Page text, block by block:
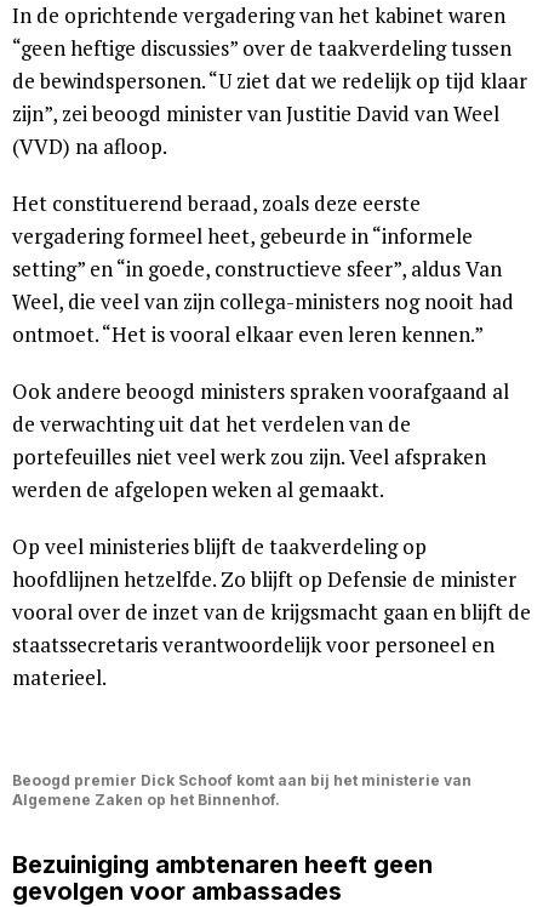
In de oprichtende vergadering van het kabinet waren
“geen heftige discussies” over de taakverdeling tussen
de bewindspersonen. “U ziet dat we redelijk op tijd klaar
zijn”, zei beoogd minister van Justitie David van Weel
(VVD) na afloop.
Het constituerend beraad, zoals deze eerste
vergadering formeel heet, gebeurde in “informele
setting” en “in goede, constructieve sfeer”, aldus Van
Weel, die veel van zijn collega-ministers nog nooit had
ontmoet. “Het is vooral elkaar even leren kennen.”
Ook andere beoogd ministers spraken voorafgaand al
de verwachting uit dat het verdelen van de
portefeuilles niet veel werk zou zijn. Veel afspraken
werden de afgelopen weken al gemaakt.
Op veel ministeries blijft de taakverdeling op
hoofdlijnen hetzelfde. Zo blijft op Defensie de minister
vooral over de inzet van de krijgsmacht gaan en blijft de
staatssecretaris verantwoordelijk voor personeel en
materieel.
Beoogd premier Dick Schoof komt aan bij het ministerie van
Algemene Zaken op het Binnenhof.
Bezuiniging ambtenaren heeft geen
gevolgen voor ambassades